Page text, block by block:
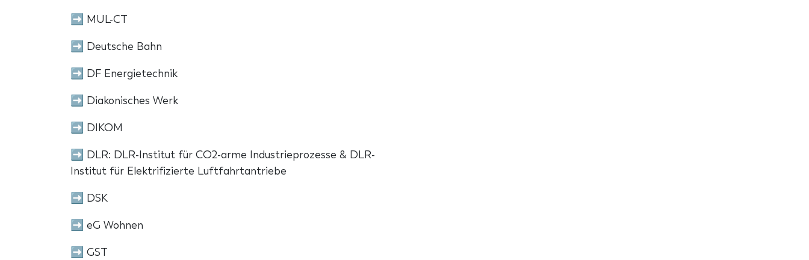
➡ MUL-CT
➡ Deutsche Bahn
➡ DF Energietechnik
➡ Diakonisches Werk
➡ DIKOM
➡ DLR: DLR-Institut für CO2-arme Industrieprozesse & DLR-
Institut für Elektrifizierte Luftfahrtantriebe
➡ DSK
➡ eG Wohnen
➡ GST